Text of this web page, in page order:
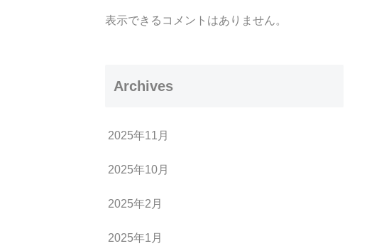
表示できるコメントはありません。
Archives
2025年11月
2025年10月
2025年2月
2025年1月